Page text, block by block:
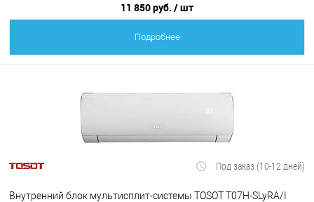
11 850 руб. / шт
Подробнее
Под заказ (10-12 дней)
Внутренний блок мультисплит-системы TOSOT T07H-SLyRA/I